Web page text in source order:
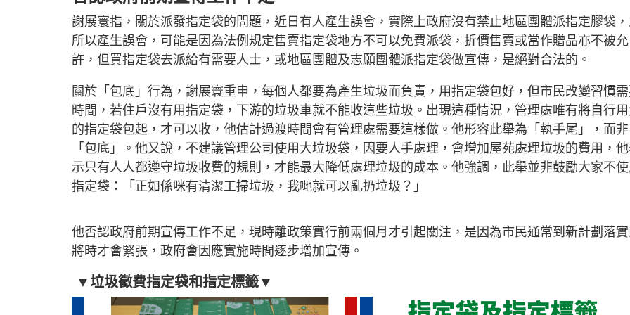
謝展寰指，關於派發指定袋的問題，近日有人產生誤會，實際上政府沒有禁止地區團體派指定膠袋，
所以產生誤會，可能是因為法例規定售賣指定袋地方不可以免費派袋，折價售賣或當作贈品亦不被允
許，但買指定袋去派給有需要人士，或地區團體及志願團體派指定袋做宣傳，是絕對合法的。
關於「包底」行為，謝展寰重申，每個人都要為產生垃圾而負責，用指定袋包好，但市民改變習慣
時間，若住戶沒有用指定袋，下游的垃圾車就不能收這些垃圾。出現這種情況，管理處唯有將自行
的指定袋包起，才可以收，他估計過渡時間會有管理處需要這樣做。他形容此舉為「執手尾」，而非
「包底」。他又說，不建議管理公司使用大垃圾袋，因要人手處理，會增加屋苑處理垃圾的費用，
示只有人人都遵守垃圾收費的規則，才能最大降低處理垃圾的成本。他強調，此舉並非鼓勵大家不使
指定袋：「正如係咪有清潔工掃垃圾，我哋就可以亂扔垃圾？」
他否認政府前期宣傳工作不足，現時離政策實行前兩個月才引起關注，是因為市民通常到新計劃落
將時才會緊張，政府會因應實施時間逐步增加宣傳。
▼垃圾徵費指定袋和指定標籤▼